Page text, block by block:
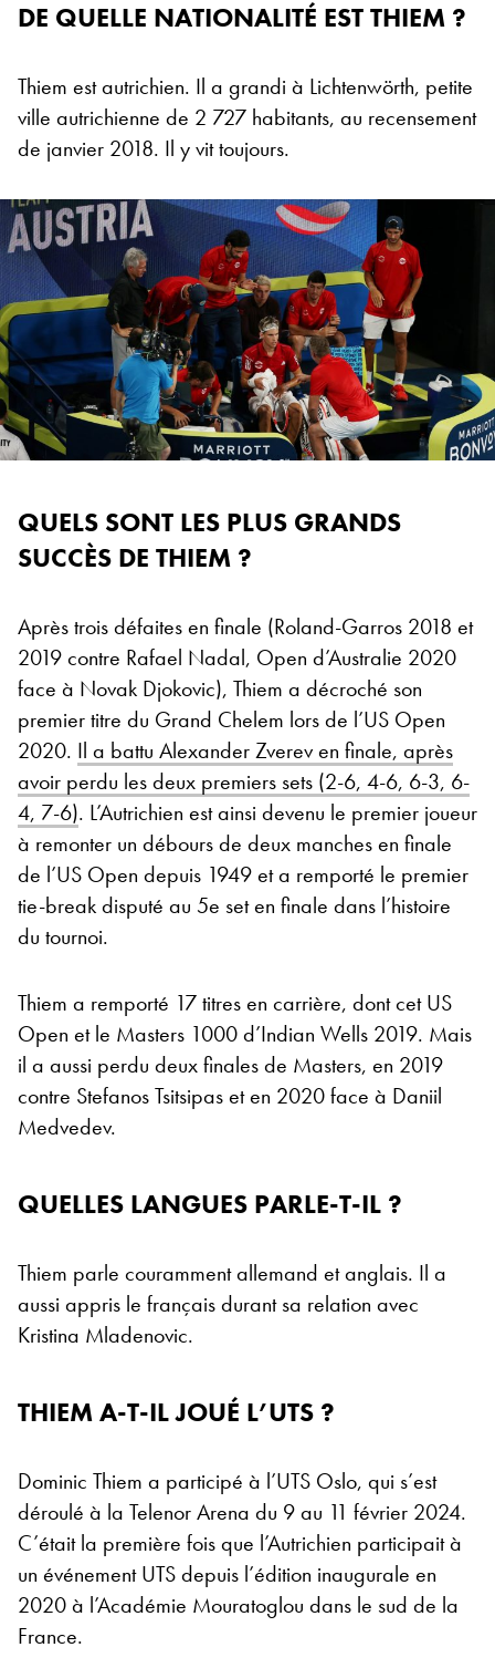
DE QUELLE NATIONALITÉ EST THIEM ?
Thiem est autrichien. Il a grandi à Lichtenwörth, petite
ville autrichienne de 2 727 habitants, au recensement
de janvier 2018. Il y vit toujours.
QUELS SONT LES PLUS GRANDS
SUCCÈS DE THIEM ?
Après trois défaites en finale (Roland-Garros 2018 et
2019 contre Rafael Nadal, Open d’Australie 2020
face à Novak Djokovic), Thiem a décroché son
premier titre du Grand Chelem lors de l’US Open
2020. Il a battu Alexander Zverev en finale, après
avoir perdu les deux premiers sets (2-6, 4-6, 6-3, 6-
4, 7-6). L’Autrichien est ainsi devenu le premier joueur
à remonter un débours de deux manches en finale
de l’US Open depuis 1949 et a remporté le premier
tie-break disputé au 5e set en finale dans l’histoire
du tournoi.
Thiem a remporté 17 titres en carrière, dont cet US
Open et le Masters 1000 d’Indian Wells 2019. Mais
il a aussi perdu deux finales de Masters, en 2019
contre Stefanos Tsitsipas et en 2020 face à Daniil
Medvedev.
QUELLES LANGUES PARLE-T-IL ?
Thiem parle couramment allemand et anglais. Il a
aussi appris le français durant sa relation avec
Kristina Mladenovic.
THIEM A-T-IL JOUÉ L’UTS ?
Dominic Thiem a participé à l’UTS Oslo, qui s’est
déroulé à la Telenor Arena du 9 au 11 février 2024.
C’était la première fois que l’Autrichien participait à
un événement UTS depuis l’édition inaugurale en
2020 à l’Académie Mouratoglou dans le sud de la
France.